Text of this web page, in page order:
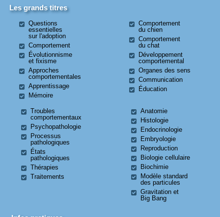
Les grands titres
Questions
essentielles
sur l'adoption
Comportement
Évolutionnisme
et fixisme
Approches
comportementales
Apprentissage
Mémoire
Comportement
du chien
Comportement
du chat
Développement
comportemental
Organes des sens
Communication
Éducation
Troubles
comportementaux
Psychopathologie
Processus
pathologiques
États
pathologiques
Thérapies
Traitements
Anatomie
Histologie
Endocrinologie
Embryologie
Reproduction
Biologie cellulaire
Biochimie
Modèle standard
des particules
Gravitation et
Big Bang